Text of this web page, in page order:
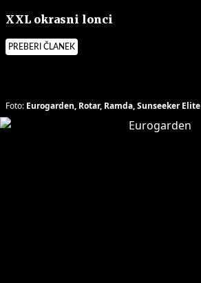
XXL okrasni lonci
PREBERI ČLANEK
Foto: Eurogarden, Rotar, Ramda, Sunseeker Elite